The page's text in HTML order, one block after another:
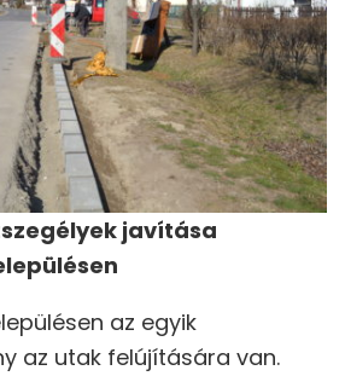
javítása
az egyik
az utak felújítására van.